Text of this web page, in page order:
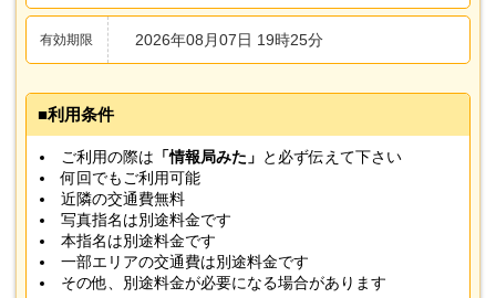
有効期限 2026年08月07日 19時25分
利用条件
ご利用の際は 「情報局みた」 と必ず伝えて下さい
何回でもご利用可能
近隣の交通費無料
写真指名は別途料金です
本指名は別途料金です
一部エリアの交通費は別途料金です
その他、別途料金が必要になる場合があります